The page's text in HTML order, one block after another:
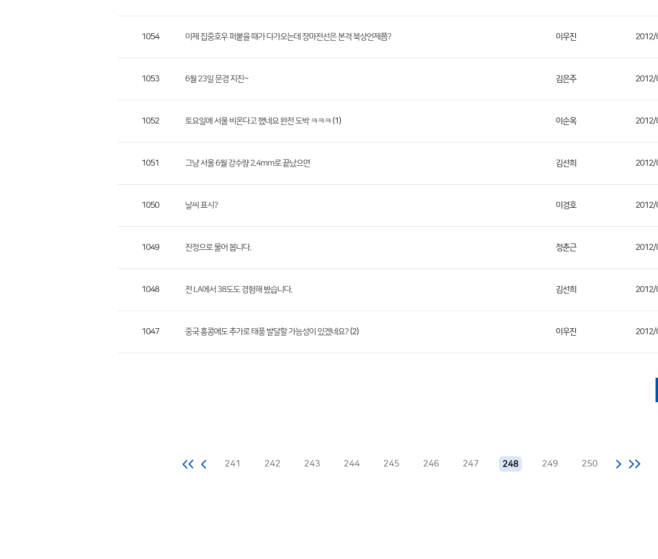
다.
1054 이제 집중호우 퍼붙을 때가 다가오는데 장마전선은 본격 북상언제쯤? 이우진 2012/
1053 6월 23일 문경 지진~ 김은주 2012/
1052 토요일에 서울 비온다고 했네요 완전 도박 ㅋㅋㅋ (1) 이순옥 2012/
1051 그냥 서울 6월 강수량 2.4mm로 끝났으면 김선희 2012/
1050 날씨 표시? 이경호 2012/
1049 진정으로 물어 봅니다. 정춘근 2012/
1048 전 LA에서 38도도 경험해 봤습니다. 김선희 2012/
1047 중국 홍콩에도 추가로 태풍 발달할 가능성이 있겠네요? (2) 이우진 2012/
241 242 243 244 245 246 247 248 249 250